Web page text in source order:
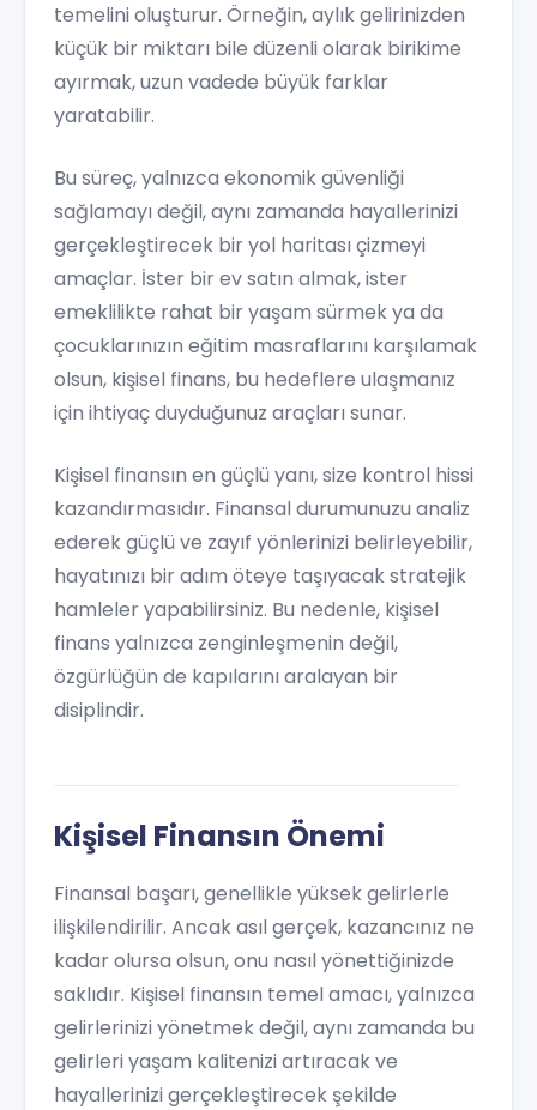
temelini oluşturur. Örneğin, aylık gelirinizden
küçük bir miktarı bile düzenli olarak birikime
ayırmak, uzun vadede büyük farklar
yaratabilir.
Bu süreç, yalnızca ekonomik güvenliği
sağlamayı değil, aynı zamanda hayallerinizi
gerçekleştirecek bir yol haritası çizmeyi
amaçlar. İster bir ev satın almak, ister
emeklilikte rahat bir yaşam sürmek ya da
çocuklarınızın eğitim masraflarını karşılamak
olsun, kişisel finans, bu hedeflere ulaşmanız
için ihtiyaç duyduğunuz araçları sunar.
Kişisel finansın en güçlü yanı, size kontrol hissi
kazandırmasıdır. Finansal durumunuzu analiz
ederek güçlü ve zayıf yönlerinizi belirleyebilir,
hayatınızı bir adım öteye taşıyacak stratejik
hamleler yapabilirsiniz. Bu nedenle, kişisel
finans yalnızca zenginleşmenin değil,
özgürlüğün de kapılarını aralayan bir
disiplindir.
Kişisel Finansın Önemi
Finansal başarı, genellikle yüksek gelirlerle
ilişkilendirilir. Ancak asıl gerçek, kazancınız ne
kadar olursa olsun, onu nasıl yönettiğinizde
saklıdır. Kişisel finansın temel amacı, yalnızca
gelirlerinizi yönetmek değil, aynı zamanda bu
gelirleri yaşam kalitenizi artıracak ve
hayallerinizi gerçekleştirecek şekilde